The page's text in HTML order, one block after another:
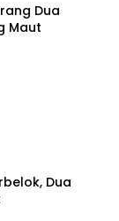
Dua
Maut
Dua